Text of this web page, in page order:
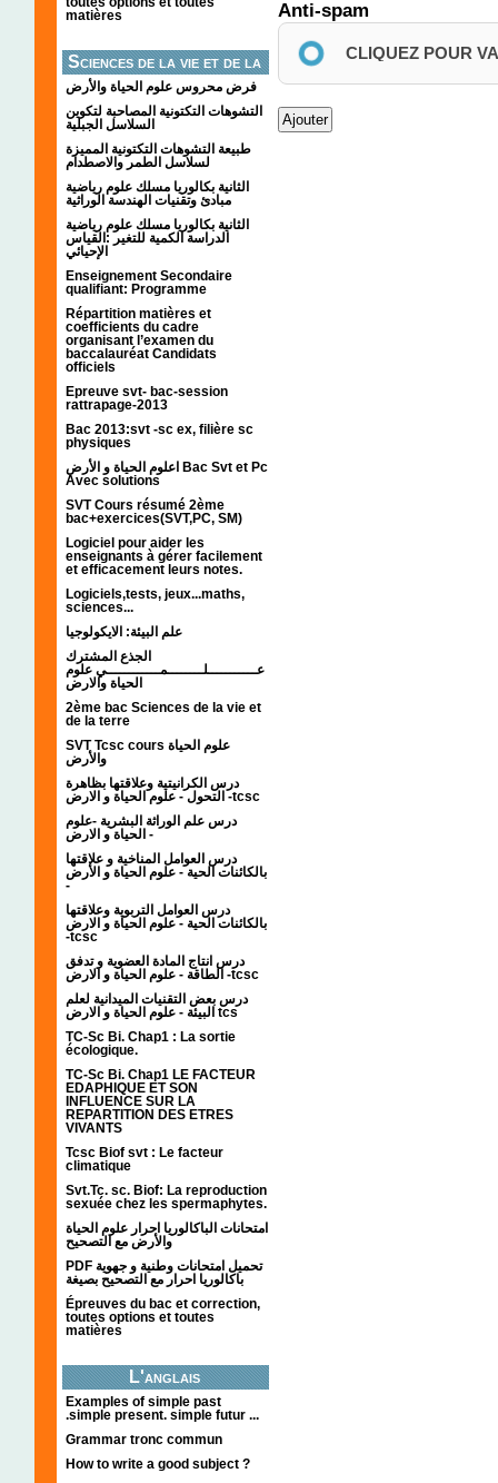
matières
Sciences de la vie et de la
terre
فرض محروس علوم الحياة والأرض
التشوهات التكتونیة المصاحبة لتكوین
السلاسل الجبلیة
طبيعة التشوهات التكتونية المميزة
لسلاسل الطمر والاصطدام
الثانية بكالوريا مسلك علوم رياضية
مبادئ وتقنيات الهندسة الوراثية
الثانية بكالوريا مسلك علوم رياضية
الدراسة الكمية للتغير :القياس
الإحيائي
Enseignement Secondaire
qualifiant: Programme
Répartition matières et
coefficients du cadre
organisant l’examen du
baccalauréat Candidats
officiels
Epreuve svt- bac-session
rattrapage-2013
Bac 2013:svt -sc ex, filière sc
physiques
اعلوم الحياة و الأرض Bac Svt et Pc
Avec solutions
SVT Cours résumé 2ème
bac+exercices(SVT,PC, SM)
Logiciel pour aider les
enseignants à gérer facilement
et efficacement leurs notes.
Logiciels,tests, jeux...maths,
sciences...
علم البيئة: الايكولوجيا
الجذع المشترك
عـــــــــــلــــــــمــــــــــــي علوم
الحياة والارض
2ème bac Sciences de la vie et
de la terre
SVT Tcsc cours علوم الحياة
والأرض
درس الكرانيتية وعلاقتها بظاهرة
التحول - علوم الحياة و الارض -tcsc
درس علم الوراثة البشرية -علوم
الحياة و الارض -
درس العوامل المناخية و علاقتها
بالكائنات الحية - علوم الحياة و الأرض
-
درس العوامل التربوية وعلاقتها
بالكائنات الحية - علوم الحياة و الارض
-tcsc
درس انتاج المادة العضوية و تدفق
الطاقة - علوم الحياة و الارض -tcsc
درس بعض التقنيات الميدانية لعلم
البيئة - علوم الحياة و الارض tcs
TC-Sc Bi. Chap1 : La sortie
écologique.
TC-Sc Bi. Chap1 LE FACTEUR
EDAPHIQUE ET SON
INFLUENCE SUR LA
REPARTITION DES ETRES
VIVANTS
Tcsc Biof svt : Le facteur
climatique
Svt.Tc. sc. Biof: La reproduction
sexuée chez les spermaphytes.
امتحانات الباكالوريا احرار علوم الحياة
والأرض مع التصحيح
PDF تحميل امتحانات وطنية و جهوية
باكالوريا احرار مع التصحيح بصيغة
Épreuves du bac et correction,
toutes options et toutes
matières
L'anglais
Examples of simple past
.simple present. simple futur ...
Grammar tronc commun
How to write a good subject ?
Anti-spam
CLIQUEZ POUR